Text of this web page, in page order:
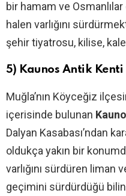
bir hamam ve
halen varlığını
şehir tiyatrosu, kilise, kale
5) Kaunos Antik Kenti
Muğla’nın Köyceğiz
içerisinde bulunan
Dalyan Kasabası’ndan
oldukça yakın bir
varlığını sürdüren liman
geçimini sürdürdüğü